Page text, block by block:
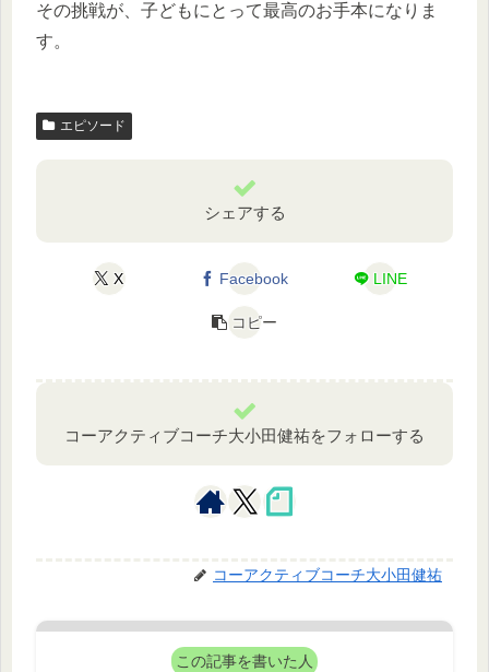
その挑戦が、子どもにとって最高のお手本になりま
す。
エピソード
シェアする
X Facebook LINE
コピー
コーアクティブコーチ大小田健祐をフォローする
コーアクティブコーチ大小田健祐
この記事を書いた人